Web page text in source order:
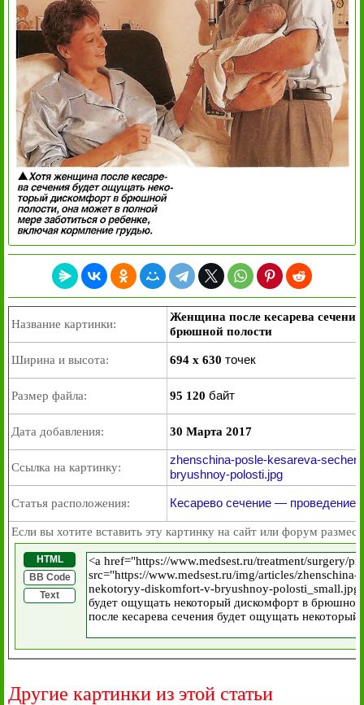
Название картинки:
Женщина после кесарева
брюшной полости
Ширина и высота: 694 x 630 точек
Размер файла: 95 120 байт
Дата добавления: 30 Марта 2017
Ссылка на картинку:
zhenschina-posle-kesareva-
bryushnoy-polosti.jpg
Статья расположения: Кесарево сечение — проведение
Если вы хотите вставить эту картинку на сайт или форум
HTML
BB Code
Text
Другие картинки из этой статьи